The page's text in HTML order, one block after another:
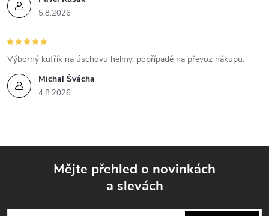
5.8.2026
Michal Švácha
4.8.2026
Výborný kufřík na úschovu helmy, popřípadě na převoz nákupu.
Mějte přehled o novinkách
a slevách